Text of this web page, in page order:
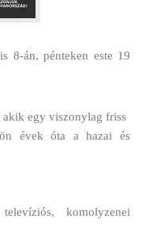
8-án, pénteken este 19
egy viszonylag friss
évek óta a hazai és
komolyzenei